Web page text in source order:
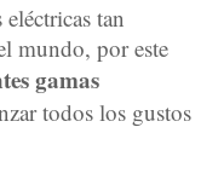
tan
mundo, por este
gamas
todos los gustos